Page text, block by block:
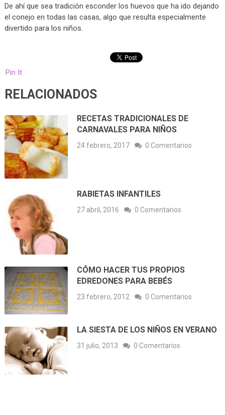
De ahí que sea tradición esconder los huevos que ha ido dejando
el conejo en todas las casas, algo que resulta especialmente
divertido para los niños.
Pin It
RELACIONADOS
RECETAS TRADICIONALES DE
CARNAVALES PARA NIÑOS
24 febrero, 2017 0 Comentarios
RABIETAS INFANTILES
27 abril, 2016 0 Comentarios
CÓMO HACER TUS PROPIOS
EDREDONES PARA BEBÉS
23 febrero, 2012 0 Comentarios
LA SIESTA DE LOS NIÑOS EN VERANO
31 julio, 2013 0 Comentarios